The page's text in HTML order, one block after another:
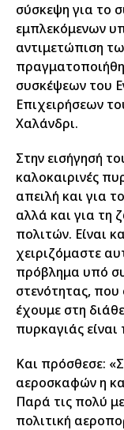
σύσκεψη για το
εμπλεκόμενων
αντιμετώπιση
συσκέψεων του
Επιχειρήσεων
Χαλάνδρι.
Στην εισήγησή
καλοκαιρινές
απειλή και για
αλλά και για τη
πολιτών. Είναι
χειριζόμαστε
πρόβλημα υπό
στενότητας, που
έχουμε στη
πυρκαγιάς
Και πρόσθεσε:
αεροσκαφών η
Παρά τις πολύ
πολιτική